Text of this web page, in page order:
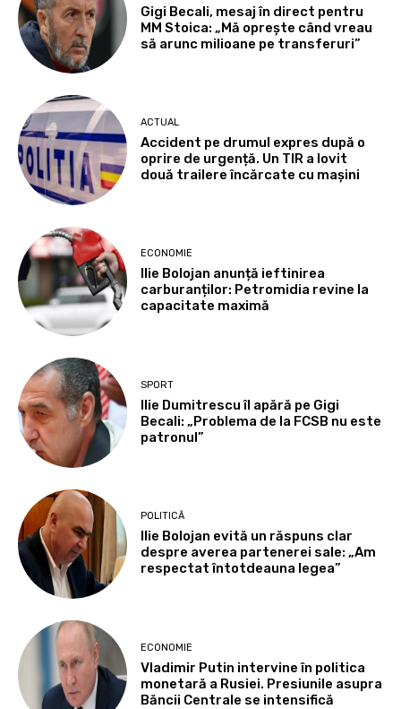
Gigi Becali, mesaj în direct pentru
MM Stoica: „Mă oprește când vreau
să arunc milioane pe transferuri”
ACTUAL
Accident pe drumul expres după o
oprire de urgență. Un TIR a lovit
două trailere încărcate cu mașini
ECONOMIE
Ilie Bolojan anunță ieftinirea
carburanților: Petromidia revine la
capacitate maximă
SPORT
Ilie Dumitrescu îl apără pe Gigi
Becali: „Problema de la FCSB nu este
patronul”
POLITICĂ
Ilie Bolojan evită un răspuns clar
despre averea partenerei sale: „Am
respectat întotdeauna legea”
ECONOMIE
Vladimir Putin intervine în politica
monetară a Rusiei. Presiunile asupra
Băncii Centrale se intensifică